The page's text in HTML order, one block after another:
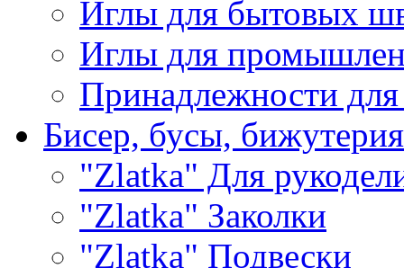
Иглы для бытовых
Иглы для
Принадлежности
Бисер, бусы, бижутерия
"Zlatka" Для
"Zlatka" Заколки
"Zlatka" Подвески